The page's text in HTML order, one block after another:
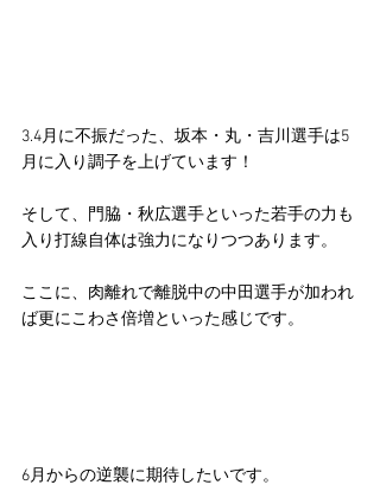
3.4月に不振だった、坂本・丸・吉川選手は5
月に入り調子を上げています！
そして、門脇・秋広選手といった若手の力も
入り打線自体は強力になりつつあります。
ここに、肉離れで離脱中の中田選手が加われ
ば更にこわさ倍増といった感じです。
6月からの逆襲に期待したいです。